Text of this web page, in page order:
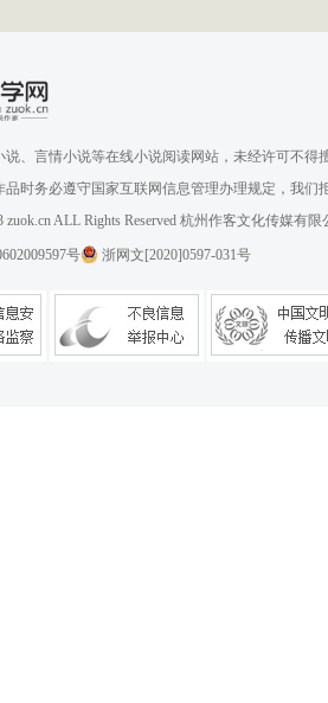
说、言情小说等在线小说阅读网站，未经许可不得
品时务必遵守国家互联网信息管理办理规定，我们
zuok.cn ALL Rights Reserved 杭州作客文化传媒有
号 浙网文[2020]0597-031号